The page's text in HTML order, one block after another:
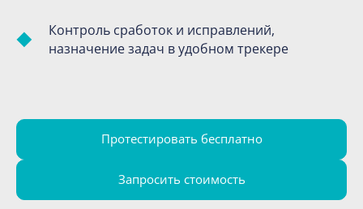
Контроль сработок и исправлений,
назначение задач в удобном трекере
Протестировать бесплатно
Запросить стоимость